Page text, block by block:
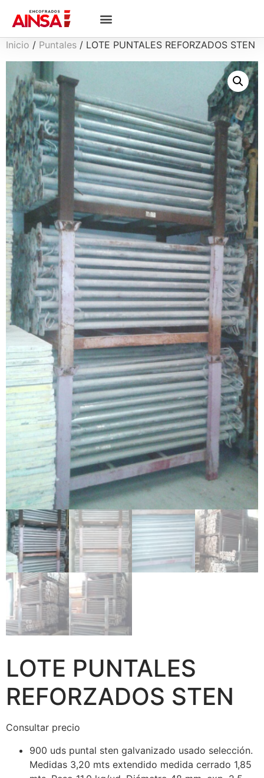
Inicio / Puntales / LOTE PUNTALES REFORZADOS STEN
LOTE PUNTALES
REFORZADOS STEN
Consultar precio
900 uds puntal sten galvanizado usado selección.
Medidas 3,20 mts extendido medida cerrado 1,85